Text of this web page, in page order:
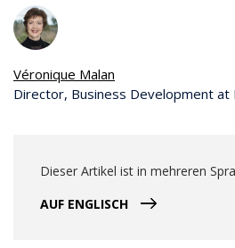
Véronique Malan
Director, Business Development at
Dieser Artikel ist in mehreren
AUF ENGLISCH